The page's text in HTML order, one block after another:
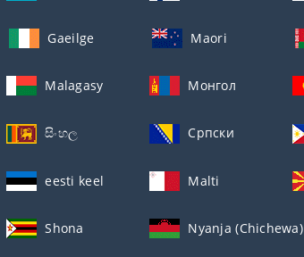
Gaeilge Maori
Malagasy Монгол
සිංහල Српски
eesti keel Malti
Shona Nyanja (Chichewa)